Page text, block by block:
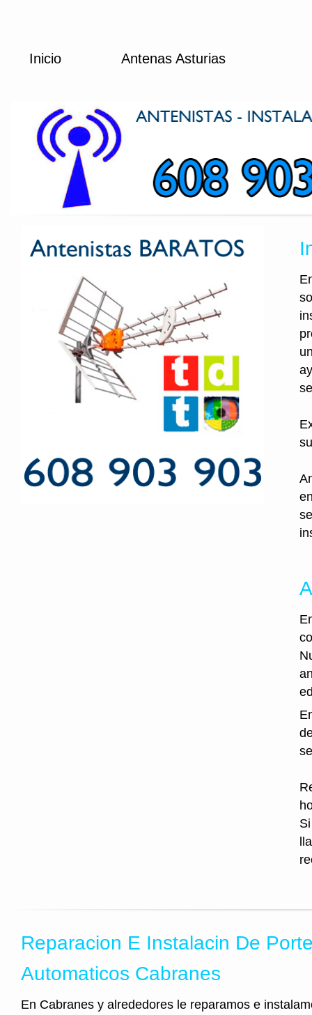
Inicio Antenas Asturias
Reparacion E Instalacin De
Automaticos Cabranes
En Cabranes y alrededores le reparamos e